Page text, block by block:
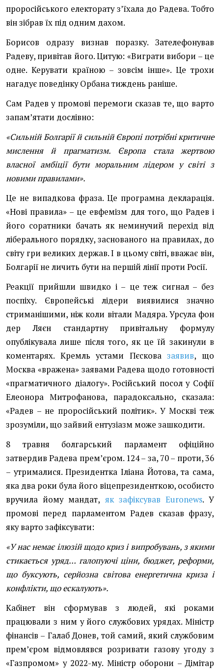
проросійського електорату зʼїхала до Радева. Тобто
він зібрав їх під одним дахом.
Борисов одразу визнав поразку. Зателефонував
Радеву, привітав його. Цитую: «Виграти вибори – це
одне. Керувати країною – зовсім інше». Це трохи
нагадує поведінку Орбана тиждень раніше.
Сам Радев у промові перемоги сказав те, що варто
запамʼятати дослівно:
«Сильній Болгарії й сильній Європі потрібні критичне
мислення й прагматизм. Європа стала жертвою
власної амбіції бути моральним лідером у світі з
новими правилами».
Це не випадкова фраза. Це програмна декларація.
«Нові правила» – це евфемізм для того, що Радев і
його соратники бачать як неминучий перехід від
ліберального порядку, заснованого на правилах, до
світу гри великих держав. І в цьому світі, вважає він,
Болгарії не личить бути на першій лінії проти Росії.
Реакції прийшли швидко і – це теж сигнал – без
поспіху. Європейські лідери виявилися значно
стриманішими, ніж коли вітали Мадяра. Урсула фон
дер Ляєн стандартну привітальну формулу
опублікувала лише після того, як це їй закинули в
коментарях. Кремль устами Пєсковазаявив, що
Москва «вражена» заявами Радева щодо готовності
«прагматичного діалогу». Російський посол у Софії
Елеонора Митрофанова, парадоксально, сказала:
«Радев – не проросійський політик». У Москві теж
зрозуміли, що зайвий ентузіазм може зашкодити.
8 травня болгарський парламент офіційно
затвердив Радева премʼєром. 124 – за, 70 – проти, 36
– утрималися. Президентка Іліана Йотова, та сама,
яка два роки була його віцепрезиденткою, особисто
вручила йому мандат, як зафіксував Euronews. У
промові перед парламентом Радев сказав фразу,
яку варто зафіксувати:
«У нас немає ілюзій щодо криз і випробувань, з якими
стикається уряд… галопуючі ціни, бюджет, реформи,
що буксують, серйозна світова енергетична криза і
конфлікти, що ескалують».
Кабінет він сформував з людей, які роками
працювали з ним у його службових урядах. Міністр
фінансів – Галаб Донев, той самий, який службовим
премʼєром відмовлявся розривати газову угоду з
«Газпромом» у 2022-му. Міністр оборони – Дімітар